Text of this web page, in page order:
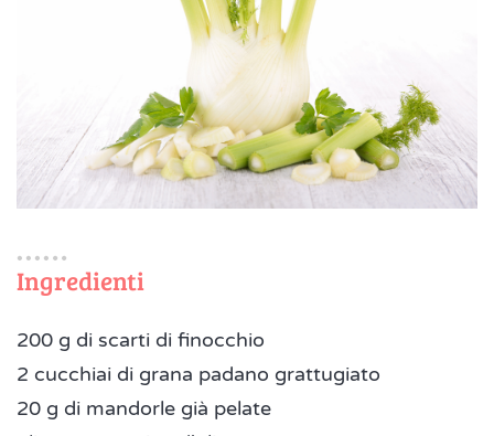
Ingredienti
200 g di scarti di finocchio
2 cucchiai di grana padano grattugiato
20 g di mandorle già pelate